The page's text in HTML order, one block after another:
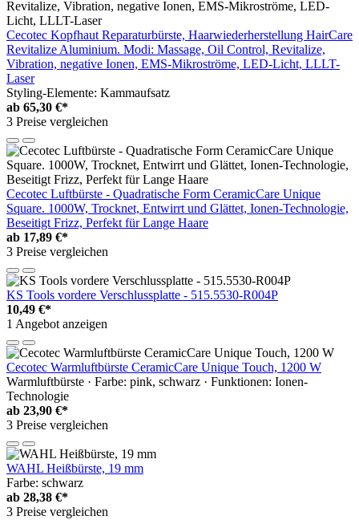
Cecotec Kopfhaut Reparaturbürste, Haarwiederherstellung HairCare
Revitalize Aluminium. Modi: Massage, Oil Control, Revitalize,
Vibration, negative Ionen, EMS-Mikroströme, LED-Licht, LLLT-
Laser
Styling-Elemente: Kammaufsatz
ab 65,30 €*
3 Preise vergleichen
Cecotec Luftbürste - Quadratische Form CeramicCare Unique
Square. 1000W, Trocknet, Entwirrt und Glättet, Ionen-Technologie,
Beseitigt Frizz, Perfekt für Lange Haare
ab 17,89 €*
3 Preise vergleichen
KS Tools vordere Verschlussplatte - 515.5530-R004P
10,49 €*
1 Angebot anzeigen
Cecotec Warmluftbürste CeramicCare Unique Touch, 1200 W
Warmluftbürste · Farbe: pink, schwarz · Funktionen: Ionen-
Technologie
ab 23,90 €*
3 Preise vergleichen
WAHL Heißbürste, 19 mm
Farbe: schwarz
ab 28,38 €*
3 Preise vergleichen